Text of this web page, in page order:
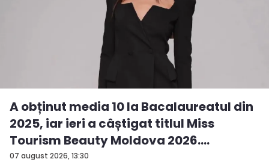
07 august 2026, 13:30
A obținut media 10 la Bacalaureatul din
2025, iar ieri a câștigat titlul Miss
Tourism Beauty Moldova 2026.
Andreea...